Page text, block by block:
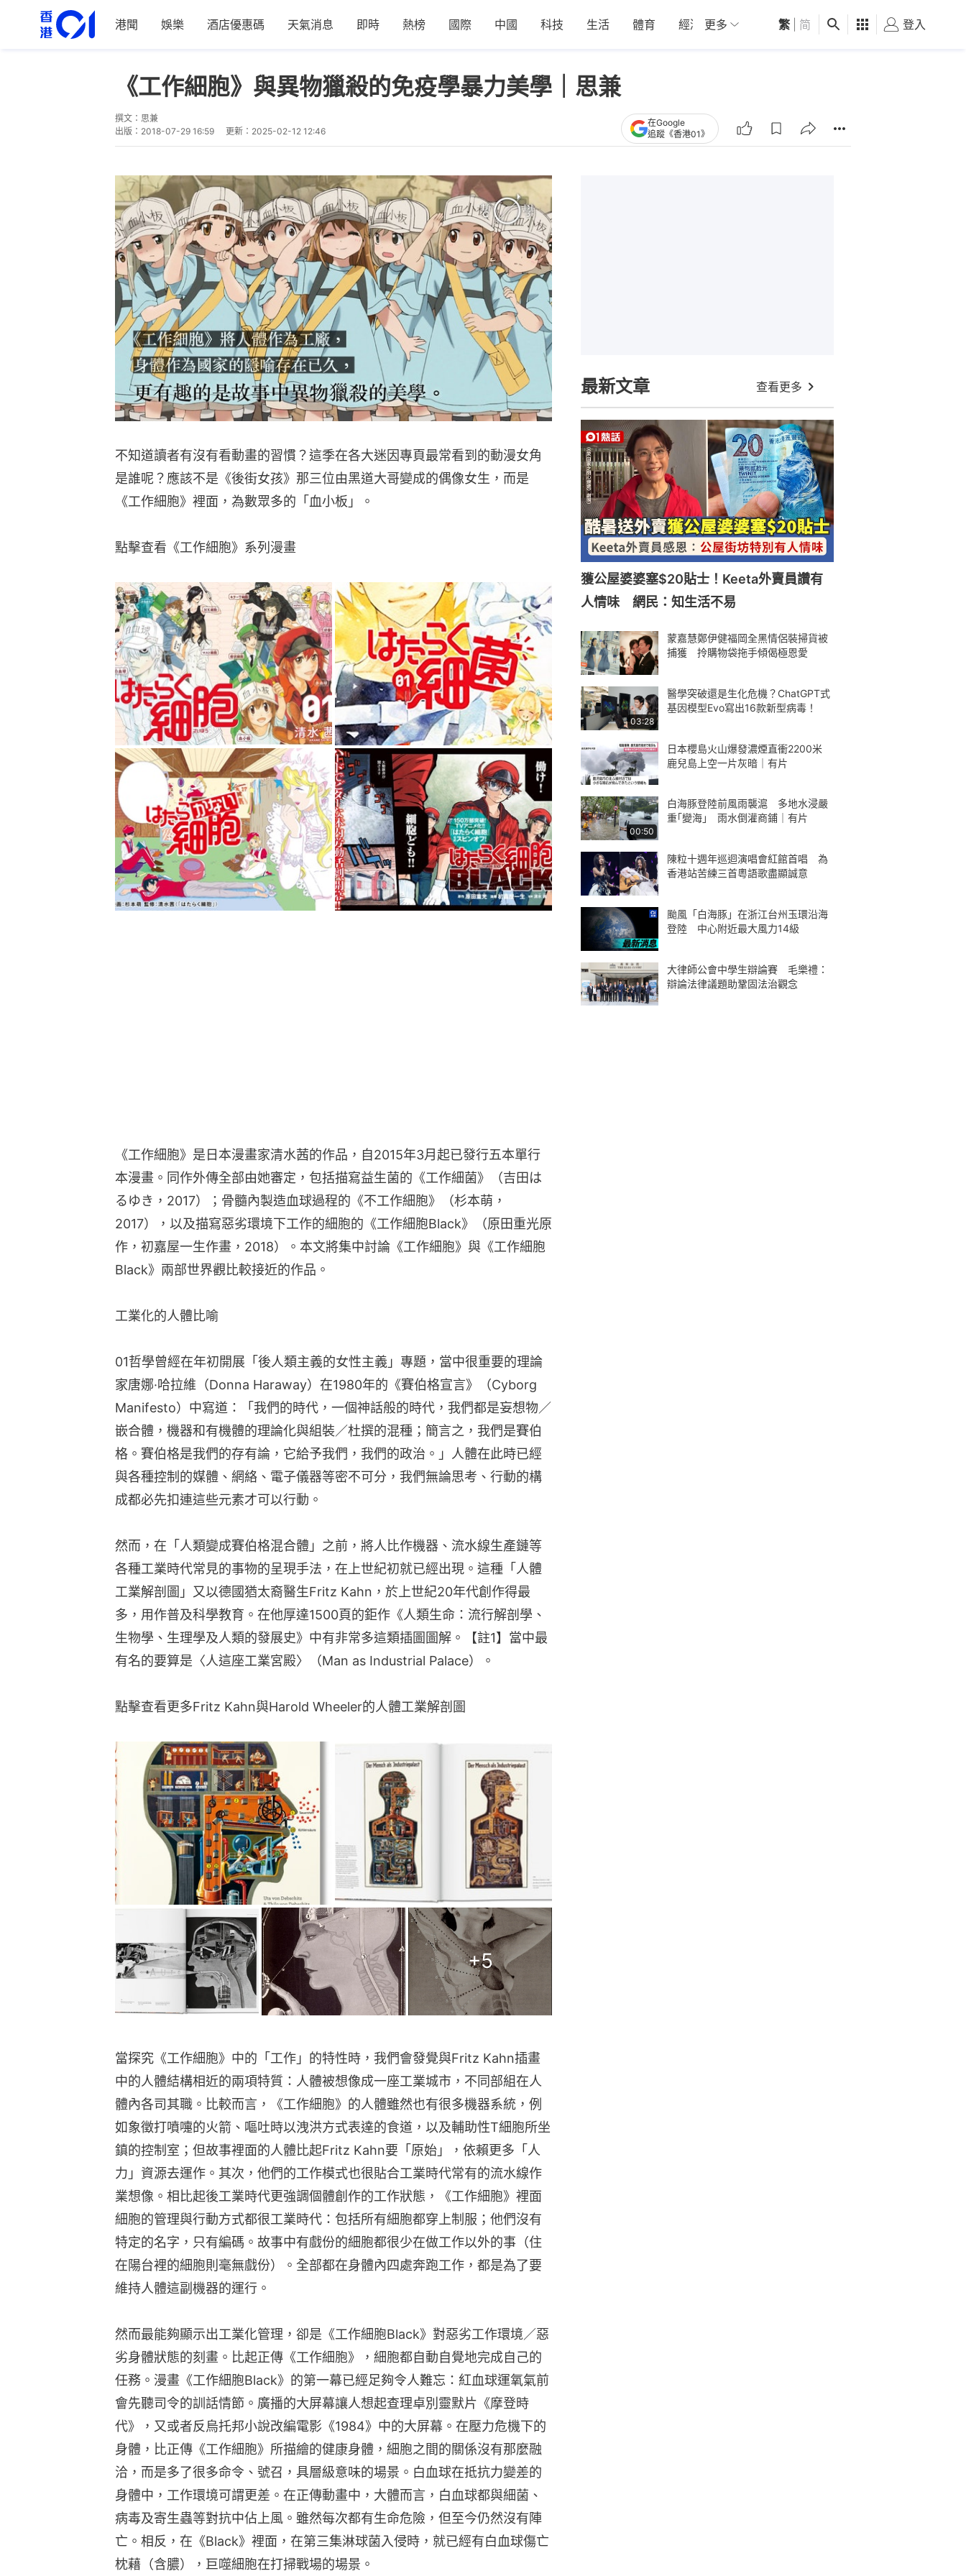
港聞 娛樂 酒店優惠碼 天氣消息 即時 熱榜 國際 中國 科技 生活 體育 經濟 01深圳 觀點 健康 好食玩飛
更多 繁 简 登入
《工作細胞》與異物獵殺的免疫學暴力美學｜思兼
撰文： 思兼
出版： 2018-07-29 16:59 更新： 2025-02-12 12:46
在Google
追蹤《香港01》
不知道讀者有沒有看動畫的習慣？這季在各大迷因專頁最常看到的動漫女角
是誰呢？應該不是《後街女孩》那三位由黑道大哥變成的偶像女生，而是
《工作細胞》裡面，為數眾多的「血小板」。
點擊查看《工作細胞》系列漫畫
《工作細胞》是日本漫畫家清水茜的作品，自2015年3月起已發行五本單行
本漫畫。同作外傳全部由她審定，包括描寫益生菌的《工作細菌》（吉田は
るゆき，2017）；骨髓內製造血球過程的《不工作細胞》（杉本萌，
2017），以及描寫惡劣環境下工作的細胞的《工作細胞Black》（原田重光原
作，初嘉屋一生作畫，2018）。本文將集中討論《工作細胞》與《工作細胞
Black》兩部世界觀比較接近的作品。
工業化的人體比喻
01哲學曾經在年初開展「後人類主義的女性主義」專題，當中很重要的理論
家唐娜·哈拉維（Donna Haraway）在1980年的《賽伯格宣言》（Cyborg
Manifesto）中寫道：「我們的時代，一個神話般的時代，我們都是妄想物／
嵌合體，機器和有機體的理論化與組裝／杜撰的混種；簡言之，我們是賽伯
格。賽伯格是我們的存有論，它給予我們，我們的政治。」人體在此時已經
與各種控制的媒體、網絡、電子儀器等密不可分，我們無論思考、行動的構
成都必先扣連這些元素才可以行動。
然而，在「人類變成賽伯格混合體」之前，將人比作機器、流水線生產鏈等
各種工業時代常見的事物的呈現手法，在上世紀初就已經出現。這種「人體
工業解剖圖」又以德國猶太裔醫生Fritz Kahn，於上世紀20年代創作得最
多，用作普及科學教育。在他厚達1500頁的鉅作《人類生命：流行解剖學、
生物學、生理學及人類的發展史》中有非常多這類插圖圖解。【註1】當中最
有名的要算是〈人這座工業宮殿〉（Man as Industrial Palace）。
點擊查看更多Fritz Kahn與Harold Wheeler的人體工業解剖圖
+5
當探究《工作細胞》中的「工作」的特性時，我們會發覺與Fritz Kahn插畫
中的人體結構相近的兩項特質：人體被想像成一座工業城市，不同部組在人
體內各司其職。比較而言，《工作細胞》的人體雖然也有很多機器系統，例
如象徵打噴嚏的火箭、嘔吐時以洩洪方式表達的食道，以及輔助性T細胞所坐
鎮的控制室；但故事裡面的人體比起Fritz Kahn要「原始」，依賴更多「人
力」資源去運作。其次，他們的工作模式也很貼合工業時代常有的流水線作
業想像。相比起後工業時代更強調個體創作的工作狀態，《工作細胞》裡面
細胞的管理與行動方式都很工業時代：包括所有細胞都穿上制服；他們沒有
特定的名字，只有編碼。故事中有戲份的細胞都很少在做工作以外的事（住
在陽台裡的細胞則毫無戲份）。全部都在身體內四處奔跑工作，都是為了要
維持人體這副機器的運行。
然而最能夠顯示出工業化管理，卻是《工作細胞Black》對惡劣工作環境／惡
劣身體狀態的刻畫。比起正傳《工作細胞》，細胞都自動自覺地完成自己的
任務。漫畫《工作細胞Black》的第一幕已經足夠令人難忘：紅血球運氧氣前
會先聽司令的訓話情節。廣播的大屏幕讓人想起查理卓別靈默片《摩登時
代》，又或者反烏托邦小說改編電影《1984》中的大屏幕。在壓力危機下的
身體，比正傳《工作細胞》所描繪的健康身體，細胞之間的關係沒有那麼融
洽，而是多了很多命令、號召，具層級意味的場景。白血球在抵抗力變差的
身體中，工作環境可謂更差。在正傳動畫中，大體而言，白血球都與細菌、
病毒及寄生蟲等對抗中佔上風。雖然每次都有生命危險，但至今仍然沒有陣
亡。相反，在《Black》裡面，在第三集淋球菌入侵時，就已經有白血球傷亡
枕藉（含膿），巨噬細胞在打掃戰場的場景。
最新文章 查看更多
獲公屋婆婆塞$20貼士！Keeta外賣員讚有
人情味 網民：知生活不易
蒙嘉慧鄭伊健福岡全黑情侶裝掃貨被
捕獲 拎購物袋拖手傾偈極恩愛
03:28
醫學突破還是生化危機？ChatGPT式
基因模型Evo寫出16款新型病毒！
日本櫻島火山爆發濃煙直衝2200米
鹿兒島上空一片灰暗｜有片
00:50
白海豚登陸前風雨襲滬 多地水浸嚴
重｢變海｣ 雨水倒灌商鋪｜有片
陳粒十週年巡迴演唱會紅館首唱 為
香港站苦練三首粵語歌盡顯誠意
颱風「白海豚」在浙江台州玉環沿海
登陸 中心附近最大風力14級
大律師公會中學生辯論賽 毛樂禮：
辯論法律議題助鞏固法治觀念